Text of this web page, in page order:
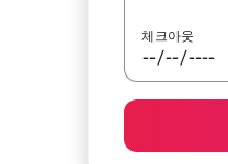
체크아웃